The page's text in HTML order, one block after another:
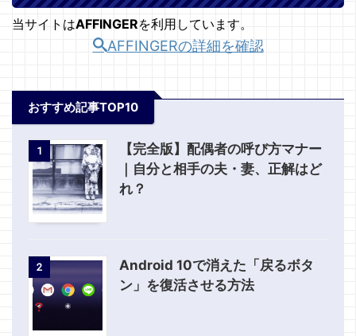
当サイトはAFFINGERを利用しています。
AFFINGERの詳細を確認
おすすめ記事TOP10
1
【完全版】配偶者の呼び方マナー
｜自分と相手の夫・妻、正解はど
れ？
2
Android 10で消えた「戻るボタ
ン」を復活させる方法